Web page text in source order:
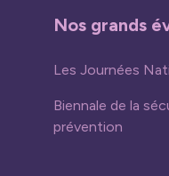
Nos grands
Les Journées
Biennale de la
prévention